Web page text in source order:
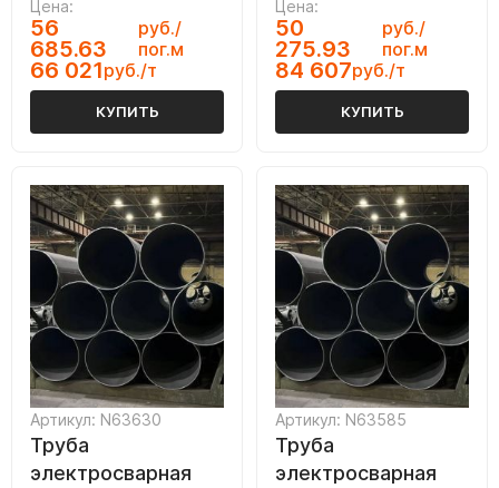
Цена:
56
685.63
руб./
пог.м
66 021руб./т
КУПИТЬ
Цена:
50
275.93
руб./
пог.м
84 607руб./т
КУПИТЬ
Артикул: N63630
Труба
электросварная
Артикул: N63585
Труба
электросварная